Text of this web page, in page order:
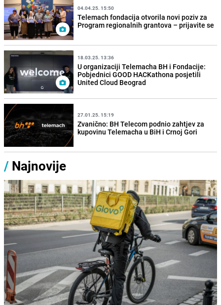
04.04.25. 15:50
Telemach fondacija otvorila novi poziv za
Program regionalnih grantova – prijavite se
18.03.25. 13:36
U organizaciji Telemacha BH i Fondacije:
Pobjednici GOOD HACKathona posjetili
United Cloud Beograd
27.01.25. 15:19
Zvanično: BH Telecom podnio zahtjev za
kupovinu Telemacha u BiH i Crnoj Gori
/ Najnovije